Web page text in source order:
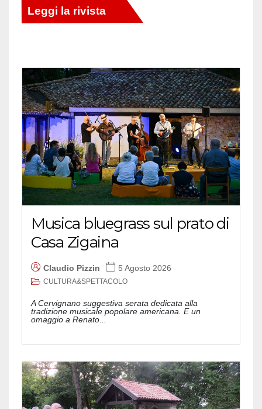
Musica bluegrass sul prato di
Casa Zigaina
Claudio Pizzin 5 Agosto 2026
CULTURA&SPETTACOLO
A Cervignano suggestiva serata dedicata alla
tradizione musicale popolare americana. E un
omaggio a Renato...